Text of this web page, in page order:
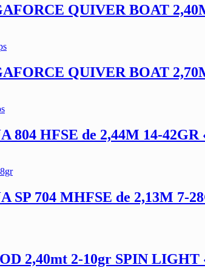
QUIVER BOAT
QUIVER BOAT
804 HFSE de 2,44M 14-
SP 704 MHFSE de 2,13M 7-
2,40mt 2-10gr SPIN